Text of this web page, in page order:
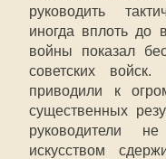
руководить
иногда вплоть до
войны показал
советских
приводили к
существенных
руководители
искусством